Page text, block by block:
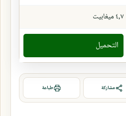
٤,٧ ميغابيت
التحميل
مشاركة طباعة